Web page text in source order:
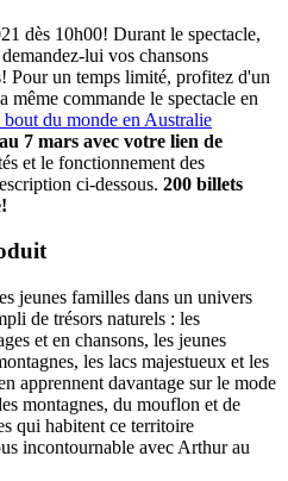
dès 10h00! Durant le spectacle,
lui vos chansons
Pour un temps limité, profitez d'un
même commande le spectacle en
du monde en Australie
7 mars avec votre lien de
et le fonctionnement des
ci-dessous. 200 billets
jeunes familles dans un univers
de trésors naturels : les
et en chansons, les jeunes
les lacs majestueux et les
apprennent davantage sur le mode
montagnes, du mouflon et de
qui habitent ce territoire
incontournable avec Arthur au